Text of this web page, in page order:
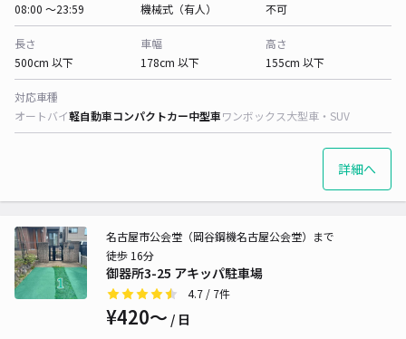
08:00 〜23:59
機械式（有人）
不可
長さ
500cm 以下
車幅
178cm 以下
高さ
155cm 以下
対応車種
オートバイ軽自動車コンパクトカー中型車ワンボックス大型車・SUV
詳細へ
御器所3-25 アキッパ駐車場
名古屋市公会堂（岡谷鋼機名古屋公会堂）まで
徒歩 16分
4.7 / 7件
¥420〜 / 日